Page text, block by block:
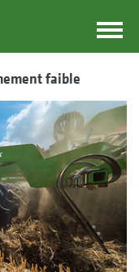
faible